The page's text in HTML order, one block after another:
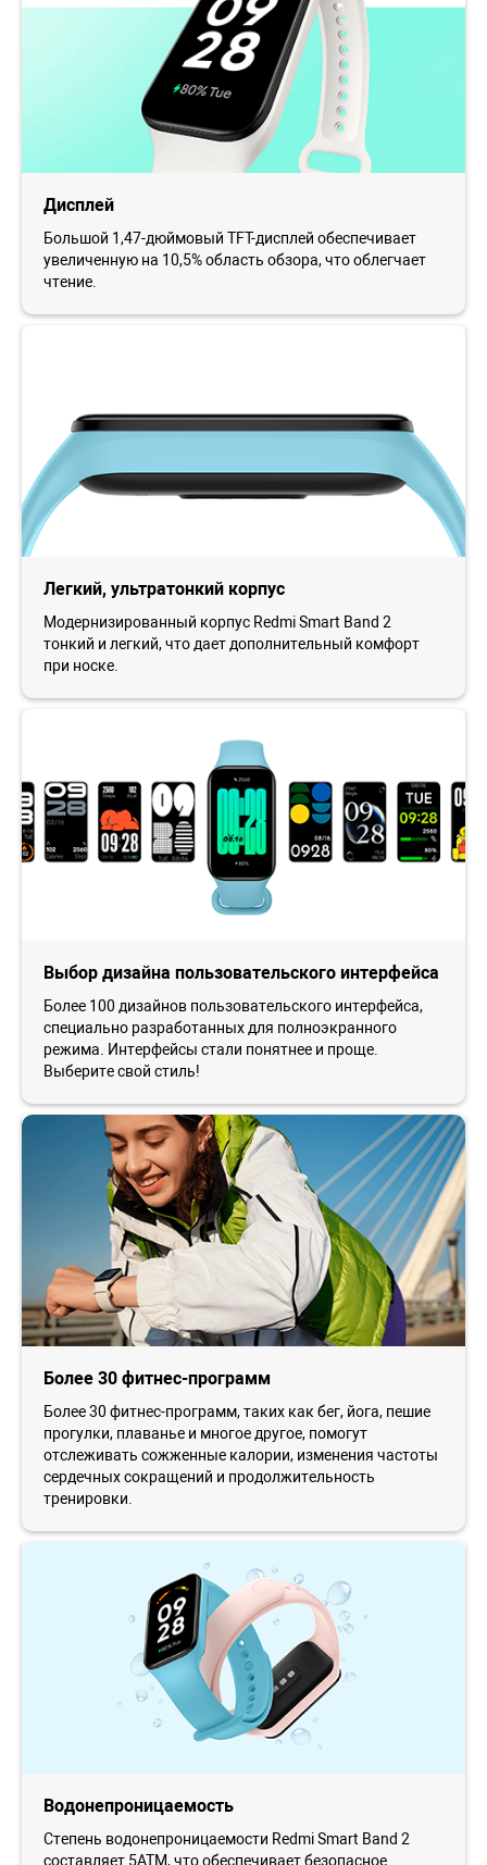
Дисплей
Большой 1,47-дюймовый TFT-дисплей обеспечивает
увеличенную на 10,5% область обзора, что облегчает
чтение.
Легкий, ультратонкий корпус
Модернизированный корпус Redmi Smart Band 2
тонкий и легкий, что дает дополнительный комфорт
при носке.
Выбор дизайна пользовательского интерфейса
Более 100 дизайнов пользовательского интерфейса,
специально разработанных для полноэкранного
режима. Интерфейсы стали понятнее и проще.
Выберите свой стиль!
Более 30 фитнес-программ
Более 30 фитнес-программ, таких как бег, йога, пешие
прогулки, плаванье и многое другое, помогут
отслеживать сожженные калории, изменения частоты
сердечных сокращений и продолжительность
тренировки.
Водонепроницаемость
Степень водонепроницаемости Redmi Smart Band 2
составляет 5ATM, что обеспечивает безопасное